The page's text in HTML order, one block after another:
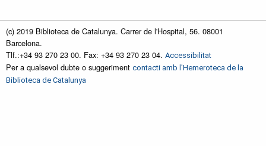
(c) 2019 Biblioteca de Catalunya. Carrer de l'Hospital, 56. 08001
Barcelona.
Tlf.:+34 93 270 23 00. Fax: +34 93 270 23 04. Accessibilitat
Per a qualsevol dubte o suggeriment contacti amb l'Hemeroteca de la
Biblioteca de Catalunya